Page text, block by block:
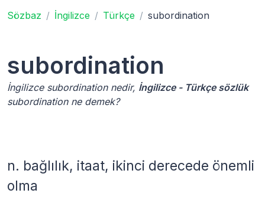
Sözbaz İngilizce Türkçe subordination
subordination
İngilizce subordination nedir, İngilizce - Türkçe sözlük
subordination ne demek?
n. bağlılık, itaat, ikinci derecede önemli
olma